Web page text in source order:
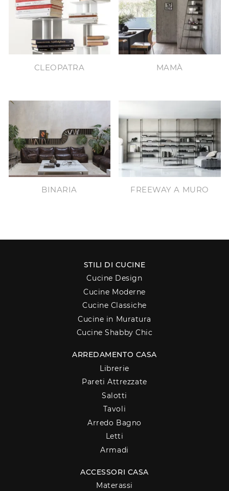
CLEOPATRA MAMÀ
BINARIA FREEWAY A MURO
STILI DI CUCINE
Cucine Design
Cucine Moderne
Cucine Classiche
Cucine in Muratura
Cucine Shabby Chic
ARREDAMENTO CASA
Librerie
Pareti Attrezzate
Salotti
Tavoli
Arredo Bagno
Letti
Armadi
ACCESSORI CASA
Materassi